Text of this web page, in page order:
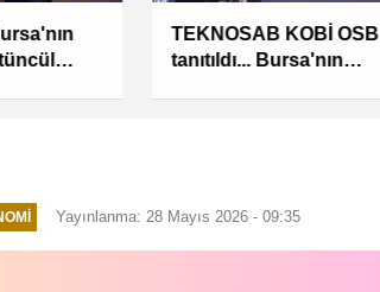
TEKNOSAB KOBİ OSB
tanıtıldı... Bursa'nın
Yayınlanma: 28 Mayıs 2026 - 09:35